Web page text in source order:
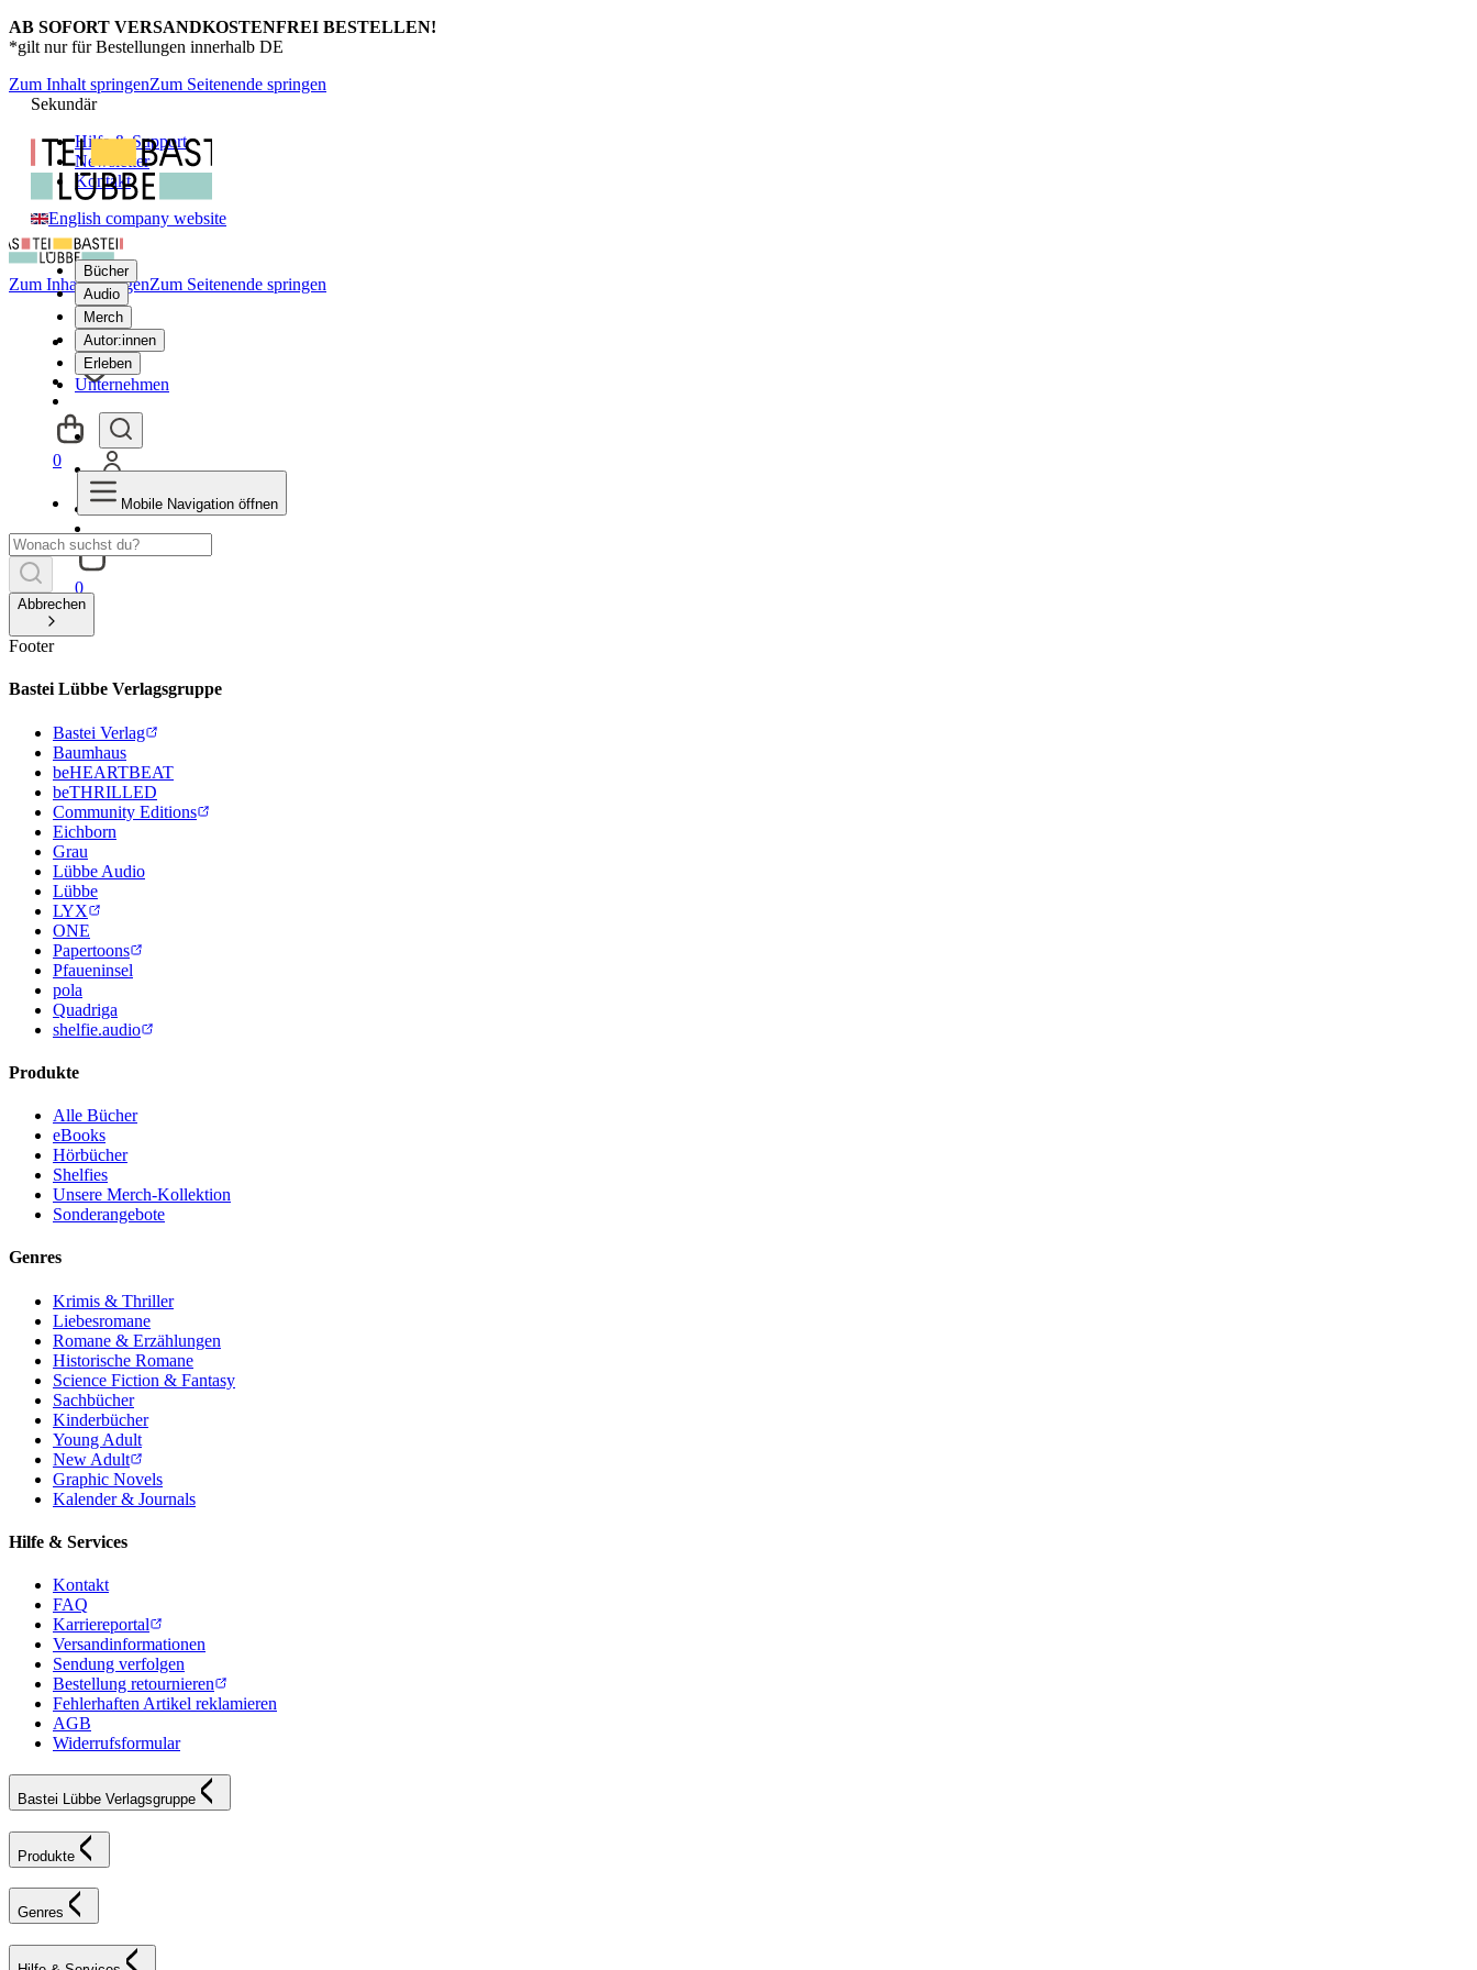
AB SOFORT VERSANDKOSTENFREI BESTELLEN!
*gilt nur für Bestellungen innerhalb DE
Zum Inhalt springenZum Seitenende springen
Sekundär
Hilfe & Support
Newsletter
Kontakt
English company website
Bücher
Audio
Merch
Autor:innen
Erleben
Unternehmen
0
Zum Inhalt springenZum Seitenende springen
0
Mobile Navigation öffnen
Abbrechen
Footer
Bastei Lübbe Verlagsgruppe
Bastei Verlag
Baumhaus
beHEARTBEAT
beTHRILLED
Community Editions
Eichborn
Grau
Lübbe Audio
Lübbe
LYX
ONE
Papertoons
Pfaueninsel
pola
Quadriga
shelfie.audio
Produkte
Alle Bücher
eBooks
Hörbücher
Shelfies
Unsere Merch-Kollektion
Sonderangebote
Genres
Krimis & Thriller
Liebesromane
Romane & Erzählungen
Historische Romane
Science Fiction & Fantasy
Sachbücher
Kinderbücher
Young Adult
New Adult
Graphic Novels
Kalender & Journals
Hilfe & Services
Kontakt
FAQ
Karriereportal
Versandinformationen
Sendung verfolgen
Bestellung retournieren
Fehlerhaften Artikel reklamieren
AGB
Widerrufsformular
Bastei Lübbe Verlagsgruppe
Produkte
Genres